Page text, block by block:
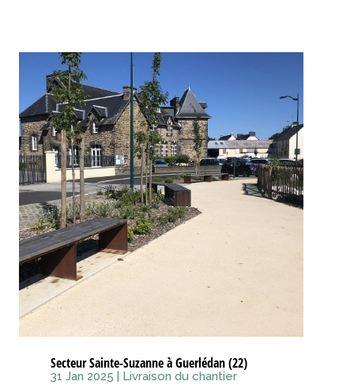
Secteur Sainte-Suzanne à Guerlédan (22)
31 Jan 2025 Livraison du chantier